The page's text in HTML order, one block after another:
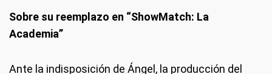
Sobre su reemplazo en “ShowMatch: La
Academia”
Ante la indisposición de Ángel, la producción del